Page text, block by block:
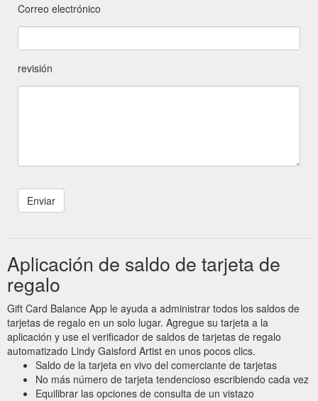
Correo electrónico
revisión
Aplicación de saldo de tarjeta de
regalo
Gift Card Balance App le ayuda a administrar todos los saldos de
tarjetas de regalo en un solo lugar. Agregue su tarjeta a la
aplicación y use el verificador de saldos de tarjetas de regalo
automatizado Lindy Gaisford Artist en unos pocos clics.
Saldo de la tarjeta en vivo del comerciante de tarjetas
No más número de tarjeta tendencioso escribiendo cada vez
Equilibrar las opciones de consulta de un vistazo